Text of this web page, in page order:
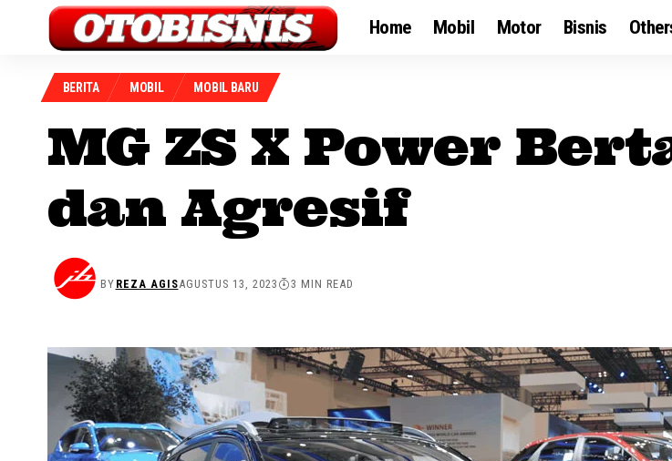
Home Mobil Motor Bisnis
BERITA MOBIL MOBIL BARU
MG ZS X Power
dan Agresif
BY REZA AGISAGUSTUS 13, 2023 3 MIN READ